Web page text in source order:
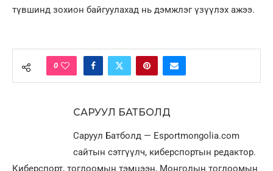
түвшинд зохион байгуулахад нь дэмжлэг үзүүлэх ажээ.
0
САРУУЛ БАТБОЛД
Саруул Батболд — Esportmongolia.com
сайтын сэтгүүлч, киберспортын редактор.